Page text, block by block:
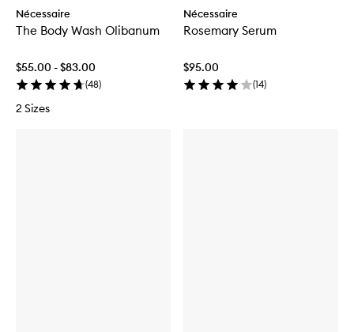
Nécessaire
The Body Wash Olibanum
$55.00 - $83.00
(48)
2 Sizes
Nécessaire
Rosemary Serum
$95.00
(14)